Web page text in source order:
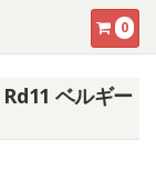
0
ベルギー